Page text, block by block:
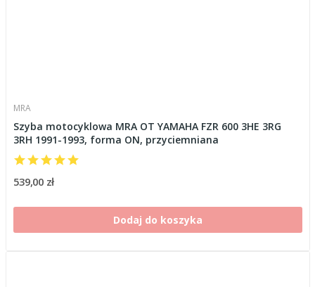
MRA
Szyba motocyklowa MRA OT YAMAHA FZR 600 3HE 3RG
3RH 1991-1993, forma ON, przyciemniana
539,00 zł
Dodaj do koszyka